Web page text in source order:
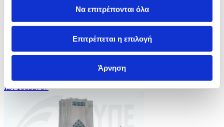
Να επιτρέπονται όλα
Επιτρέπεται η επιλογή
Άρνηση
9 Φωτογραφίες
Eθελοντική εκπαίδευση σε μαθητές προσφέρει ο
ID: 10653707